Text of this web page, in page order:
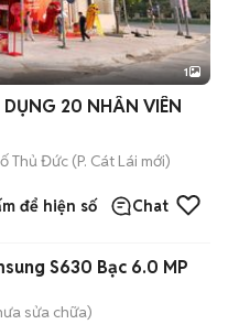
1
DỤNG 20 NHÂN VIÊN
Thủ Đức (P. Cát Lái mới)
để hiện số Chat
S630 Bạc 6.0 MP
sửa chữa)